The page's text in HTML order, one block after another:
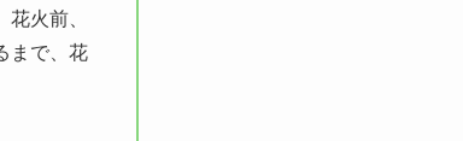
火前、
まで、花